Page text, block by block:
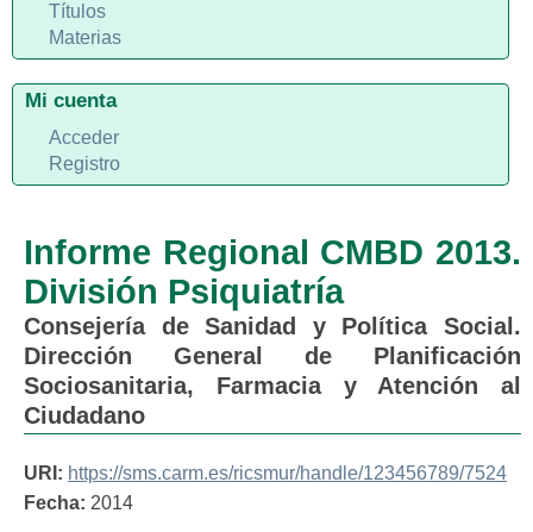
Informe Regional CMBD 2013.
División Psiquiatría
Consejería de Sanidad y Política Social.
Dirección General de Planificación
Sociosanitaria, Farmacia y Atención al
Ciudadano
URI: https://sms.carm.es/ricsmur/handle/123456789/7524
Fecha: 2014
Títulos
Materias
Mi cuenta
Acceder
Registro